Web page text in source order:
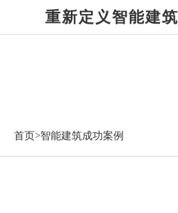
重新定义智能建筑
首页>智能建筑成功案例